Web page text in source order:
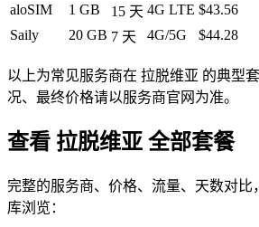
aloSIM
1 GB 15 天 4G LTE $43.56
Saily
20 GB 7 天 4G/5G $44.28
以上为常见服务商在 拉脱维亚 的典型
况、最终价格请以服务商官网为准。
查看 拉脱维亚 全部套餐
完整的服务商、价格、流量、天数对比
库浏览：